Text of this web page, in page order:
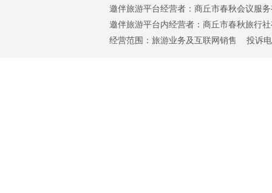
邀伴旅游平台经营者：商丘市春秋会议服
邀伴旅游平台内经营者：商丘市春秋旅行
经营范围：旅游业务及互联网销售 投诉